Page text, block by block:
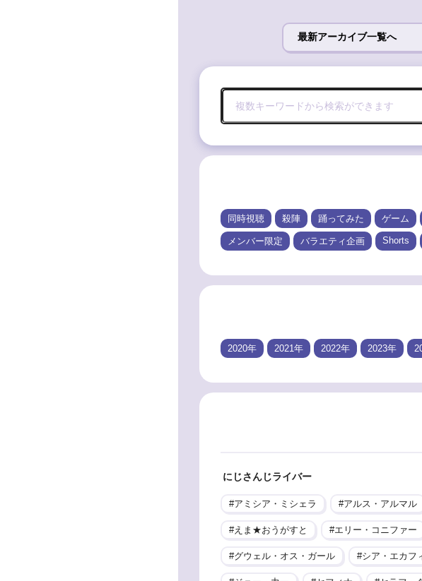
最新アーカイブ一覧へ
同時視聴 殺陣 踊ってみた ゲーム
メンバー限定 バラエティ企画 Shorts
2020年 2021年 2022年 2023年
にじさんじライバー
アミシア・ミシェラ アルス・アルマル
えま★おうがすと エリー・コニファー
グウェル・オス・ガール シア・エカフ